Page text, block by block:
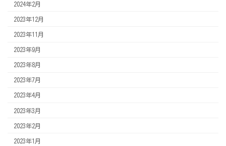
2024年2月
2023年12月
2023年11月
2023年9月
2023年8月
2023年7月
2023年4月
2023年3月
2023年2月
2023年1月